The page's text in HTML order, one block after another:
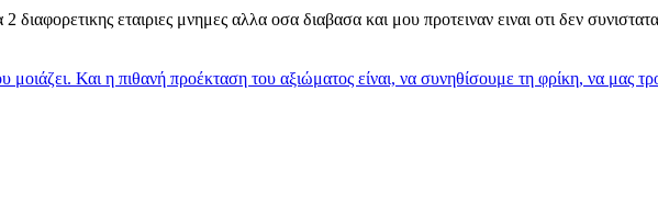
διαφορετικης εταιριες μνημες αλλα οσα διαβασα και μου προτειναν ειναι οτι δεν
μοιάζει. Και η πιθανή προέκταση του αξιώματος είναι, να συνηθίσουμε τη φρίκη, να μας